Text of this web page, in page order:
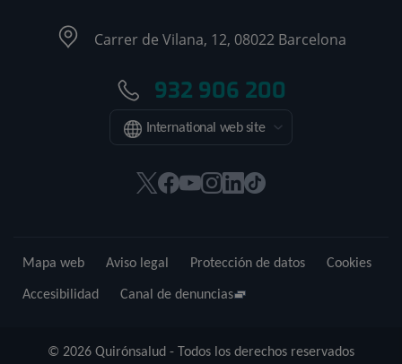
Carrer de Vilana, 12, 08022 Barcelona
932 906 200
International web site
Este
en
una
Este
en
una
Este
en
una
Este
en
una
Este
en
una
Enlace
externa.
© 2026 Quirónsalud - Todos los derechos reservados
Mapa web Aviso legal Protección de datos
Cookies
Accesibilidad
Canal de denuncias